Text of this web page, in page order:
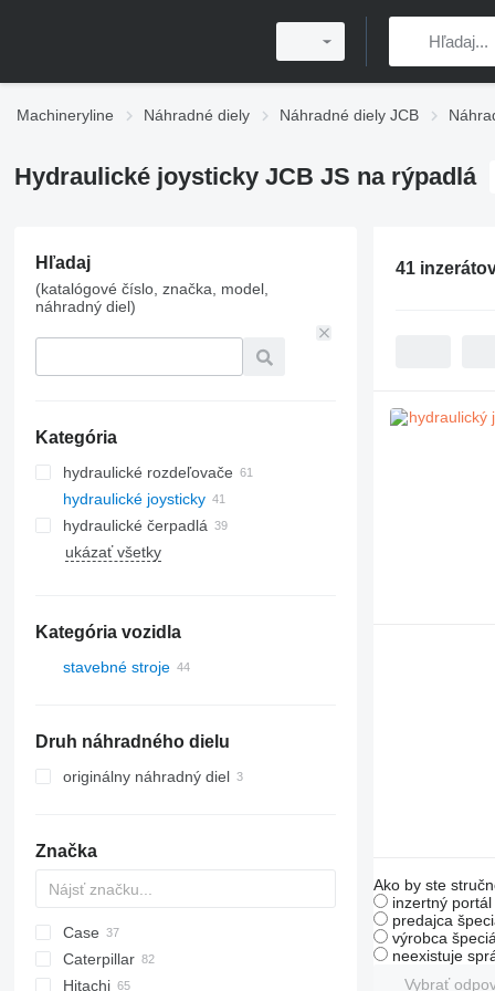
Machineryline Náhradné diely Náhradné diely JCB
Hydraulické joysticky JCB JS na rýpadlá
Hľadaj
(katalógové číslo, značka, model,
náhradný diel)
Kategória
hydraulické rozdeľovače
hydraulické joysticky
hydraulické čerpadlá
ukázať všetky
Kategória vozidla
stavebné stroje
Druh náhradného dielu
originálny náhradný diel
Značka
AZ
AX
1304
1604
320
323
325
Case
580
590
Caterpillar
120
DX
Hitachi
41
Ako by ste
inzertný
predajca
výrobca
neexistuje
Vybrať